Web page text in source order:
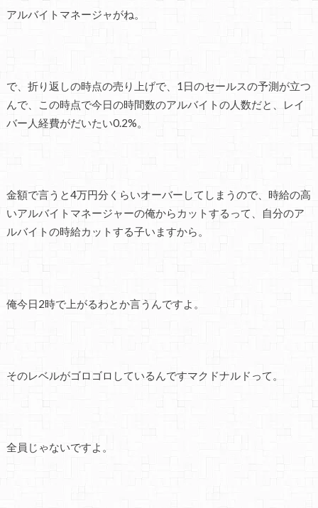
アルバイトマネージャがね。
で、折り返しの時点の売り上げで、1日のセールスの予測が立つ
んで、この時点で今日の時間数のアルバイトの人数だと、レイ
バー人経費がだいたい0.2%。
金額で言うと4万円分くらいオーバーしてしまうので、時給の高
いアルバイトマネージャーの俺からカットするって、自分のア
ルバイトの時給カットする子いますから。
俺今日2時で上がるわとか言うんですよ。
そのレベルがゴロゴロしているんですマクドナルドって。
全員じゃないですよ。